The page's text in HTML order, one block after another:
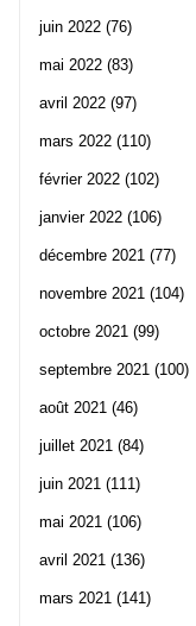
juin 2022 (76)
mai 2022 (83)
avril 2022 (97)
mars 2022 (110)
février 2022 (102)
janvier 2022 (106)
décembre 2021 (77)
novembre 2021 (104)
octobre 2021 (99)
septembre 2021 (100)
août 2021 (46)
juillet 2021 (84)
juin 2021 (111)
mai 2021 (106)
avril 2021 (136)
mars 2021 (141)